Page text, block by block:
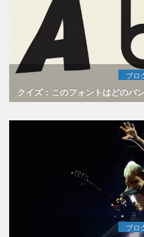
ブロ
クイズ：このフォントはどのバ
ブロ